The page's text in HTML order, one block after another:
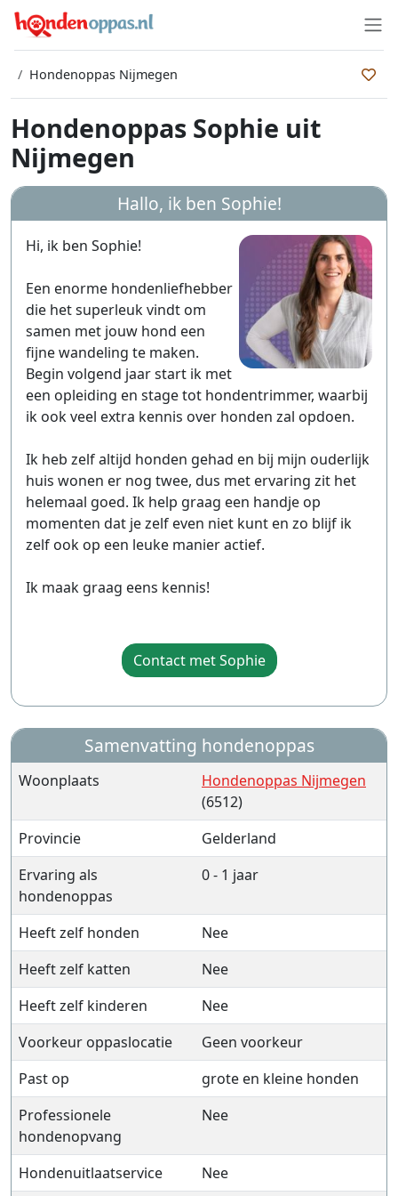
Hondenoppas Nijmegen
Hondenoppas Sophie uit
Nijmegen
Hallo, ik ben Sophie!
Hi, ik ben Sophie!
Een enorme hondenliefhebber
die het superleuk vindt om
samen met jouw hond een
fijne wandeling te maken.
Begin volgend jaar start ik met
een opleiding en stage tot hondentrimmer, waarbij
ik ook veel extra kennis over honden zal opdoen.
Ik heb zelf altijd honden gehad en bij mijn ouderlijk
huis wonen er nog twee, dus met ervaring zit het
helemaal goed. Ik help graag een handje op
momenten dat je zelf even niet kunt en zo blijf ik
zelf ook op een leuke manier actief.
Ik maak graag eens kennis!
Contact met Sophie
Samenvatting hondenoppas
Woonplaats
Hondenoppas Nijmegen
(6512)
Provincie
Gelderland
Ervaring als
hondenoppas
0 - 1 jaar
Heeft zelf honden
Nee
Heeft zelf katten
Nee
Heeft zelf kinderen
Nee
Voorkeur oppaslocatie
Geen voorkeur
Past op
grote en kleine honden
Professionele
hondenopvang
Nee
Hondenuitlaatservice
Nee